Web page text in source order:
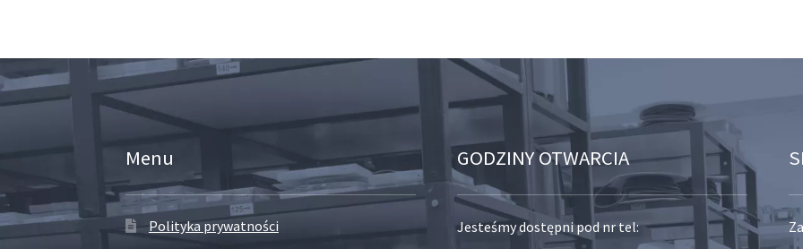
Menu
Polityka prywatności
GODZINY OTWARCIA
Jesteśmy dostępni pod nr tel: